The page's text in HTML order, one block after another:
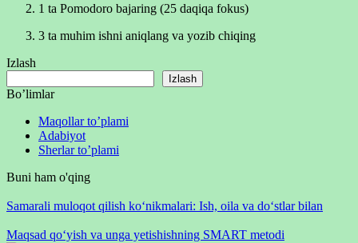
1 ta Pomodoro bajaring (25 daqiqa fokus)
3 ta muhim ishni aniqlang va yozib chiqing
Izlash
Izlash
Bo’limlar
Maqollar to’plami
Adabiyot
Sherlar to’plami
Buni ham o'qing
Samarali muloqot qilish ko‘nikmalari: Ish, oila va do‘stlar bilan
Maqsad qo‘yish va unga yetishishning SMART metodi